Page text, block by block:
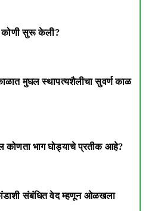
कोणी सुरू केली?
मुघल स्थापत्यशैलीचा सुवर्ण काळ
कोणता भाग घोड्याचे प्रतीक आहे?
संबंधित वेद म्हणून ओळखला